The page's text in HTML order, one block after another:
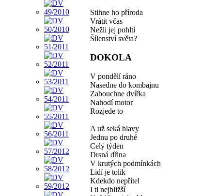
Stihne ho příroda
Vrátit včas
Nežli jej pohltí
Šílenství světa?
DOKOLA
V pondělí ráno
Nasedne do kombajnu
Zabouchne dvířka
Nahodí motor
Rozjede to
A už seká hlavy
Jednu po druhé
Celý týden
Drsná dřina
V krutých podmínkách
Lidí je tolik
Kdekdo nepřítel
I ti nejbližší